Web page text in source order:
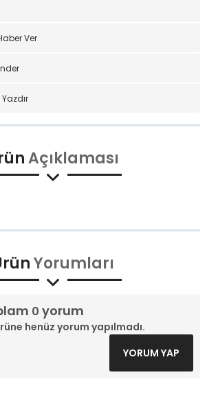
Ver
Açıklaması
Yorumları
0 yorum
henüz yorum yapılmadı.
YORUM YAP